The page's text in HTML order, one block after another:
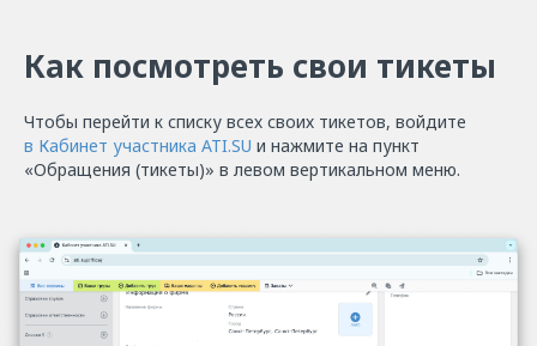
Как посмотреть свои тикеты
Чтобы перейти к списку всех своих тикетов, войдите
в Кабинет участника ATI.SU и нажмите на пункт
«Обращения (тикеты)» в левом вертикальном меню.